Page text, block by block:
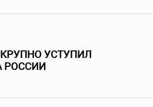
УСТУПИЛ
РОССИИ